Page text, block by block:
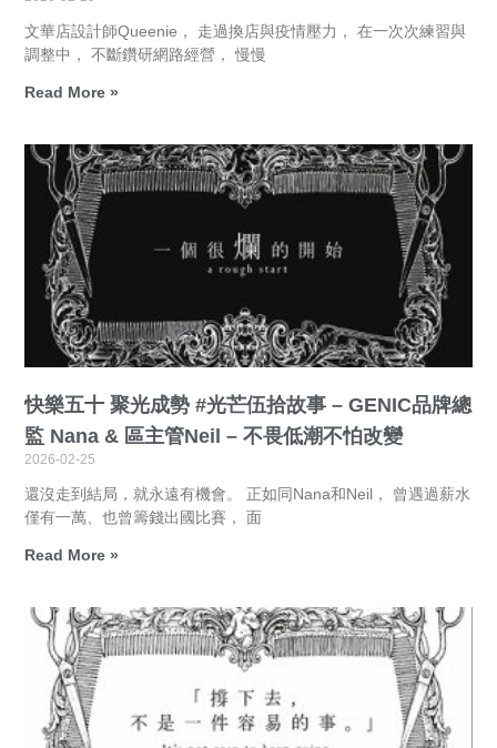
文華店設計師Queenie， 走過換店與疫情壓力， 在一次次練習與
調整中， 不斷鑽研網路經營， 慢慢
Read More »
快樂五十 聚光成勢 #光芒伍拾故事 – GENIC品牌總
監 Nana & 區主管Neil – 不畏低潮不怕改變
2026-02-25
還沒走到結局，就永遠有機會。 正如同Nana和Neil， 曾遇過薪水
僅有一萬、也曾籌錢出國比賽， 面
Read More »